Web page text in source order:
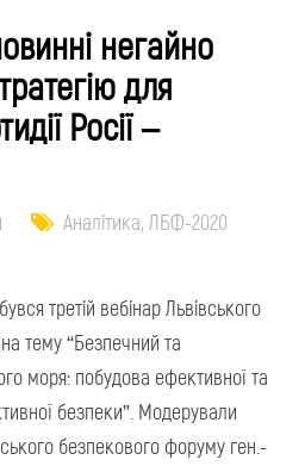
негайно
для
Росії –
Аналітика, ЛБФ-2020
третій вебінар Львівського
тему “Безпечний та
моря: побудова ефективної та
безпеки”. Модерували
безпекового форуму ген.-